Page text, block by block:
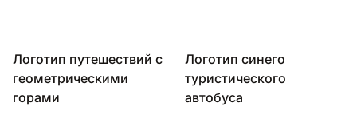
Логотип путешествий с
геометрическими
горами
Логотип синего
туристического
автобуса